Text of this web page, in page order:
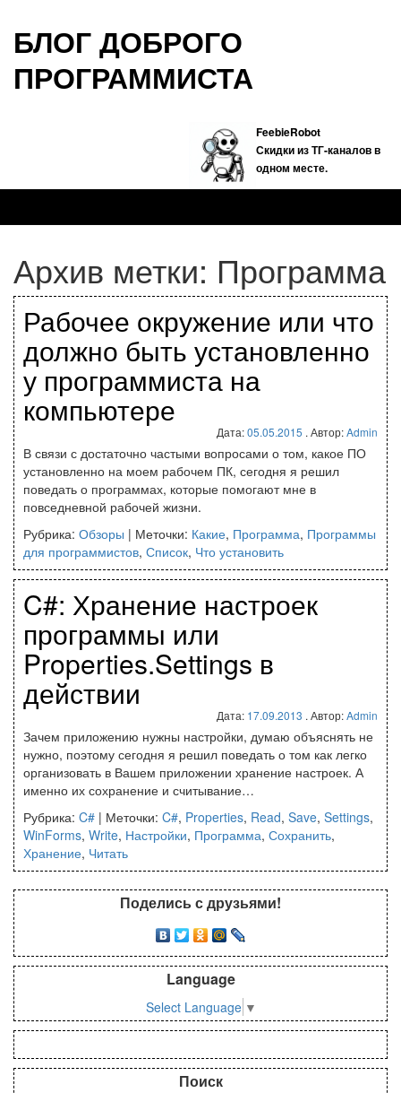
БЛОГ ДОБРОГО
ПРОГРАММИСТА
FeebieRobot
Скидки из ТГ-каналов в
одном месте.
Архив метки: Программа
Рабочее окружение или что
должно быть установленно
у программиста на
компьютере
Дата:05.05.2015 . Автор:Admin
В связи с достаточно частыми вопросами о том, какое ПО
установленно на моем рабочем ПК, сегодня я решил
поведать о программах, которые помогают мне в
повседневной рабочей жизни.
Рубрика: Обзоры | Меточки: Какие, Программа, Программы
для программистов, Список, Что установить
C#: Хранение настроек
программы или
Properties.Settings в
действии
Дата: 17.09.2013 . Автор:Admin
Зачем приложению нужны настройки, думаю объяснять не
нужно, поэтому сегодня я решил поведать о том как легко
организовать в Вашем приложении хранение настроек. А
именно их сохранение и считывание…
Рубрика: C# | Меточки: C#, Properties, Read, Save, Settings,
WinForms, Write, Настройки, Программа, Сохранить,
Хранение, Читать
Поделись с друзьями!
Language
Select Language ▼
Поиск